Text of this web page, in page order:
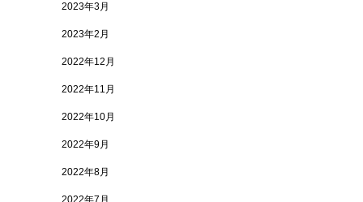
2023年3月
2023年2月
2022年12月
2022年11月
2022年10月
2022年9月
2022年8月
2022年7月